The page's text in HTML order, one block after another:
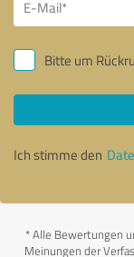
Bitte um
Ich stimme den
*Alle Bewertungen
Meinungen der